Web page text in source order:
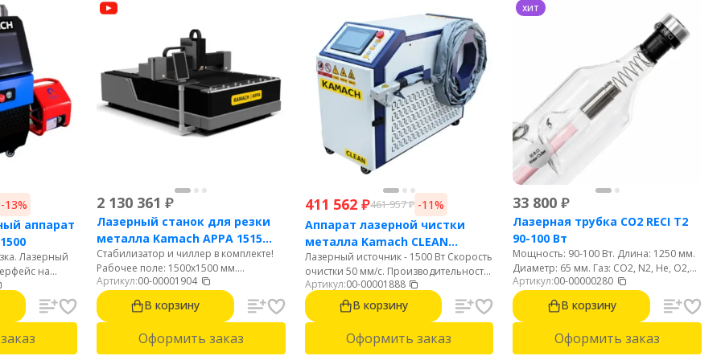
-13%
аппарат
Лазерный
на
2 130 361 ₽
Лазерный станок для резки
металла Kamach APPA 1515
(1500 Вт)
Стабилизатор и чиллер в комплекте!
Рабочее поле: 1500х1500 мм.
Мощность: 1500 Вт. Источник: Raycus.
Автофокус. Резка стали до 12 мм.
Нержавейки до 6 мм. Алюминий до 4
мм.
Артикул:00-00001904
В корзину
Оформить заказ
411 562 ₽461 957₽ -11%
Аппарат лазерной чистки
металла Kamach CLEAN
1500BW
Лазерный источник - 1500 Вт Скорость
очистки 50 мм/с. Производительность
до 15м2/час. Интерфейс на русском
языке. Легкий удобный пистолет 700
грамм.
Артикул:00-00001888
В корзину
Оформить заказ
хит
33 800 ₽
Лазерная трубка CO2 RECI T2
90-100 Вт
Мощность: 90-100 Вт. Длина: 1250 мм.
Диаметр: 65 мм. Газ: CO2, N2, He, O2,
H2, XE. Срок службы: 8000 часов.
Артикул:00-00000280
В корзину
Оформить заказ